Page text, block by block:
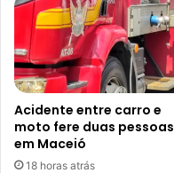
Acidente entre carro e
moto fere duas pessoas
em Maceió
18 horas atrás